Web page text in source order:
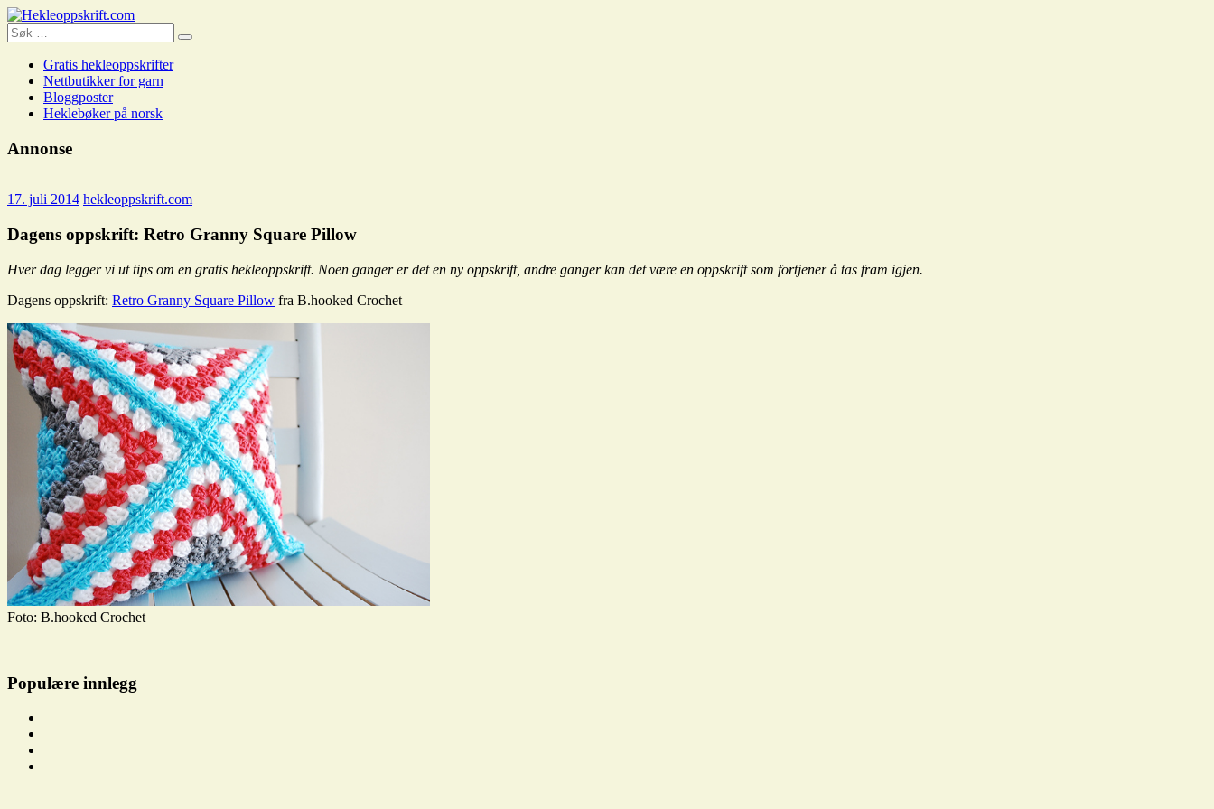
Skip
to
content
Hekleoppskrift.com
Search
for:
Search
Gratis hekleoppskrifter
Nettbutikker for garn
Bloggposter
Heklebøker på norsk
Annonse
17. juli 2014 hekleoppskrift.com
Dagens oppskrift: Retro Granny Square Pillow
Hver dag legger vi ut tips om en gratis hekleoppskrift. Noen ganger er det en ny oppskrift, andre ganger kan det være en oppskrift som fortjener å tas fram igjen.
Dagens oppskrift: Retro Granny Square Pillow fra B.hooked Crochet
Foto: B.hooked Crochet
Populære innlegg